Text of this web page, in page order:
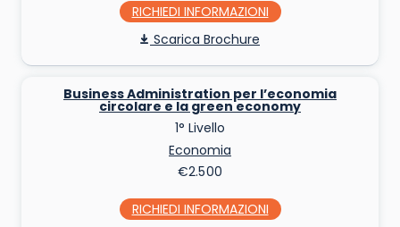
RICHIEDI INFO
Scarica Brochure
Business Administration per l’economia
circolare e la green economy
1° Livello
Economia
€2.500
RICHIEDI INFO